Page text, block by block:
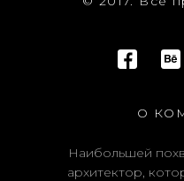
О
Наибольшей
архитектор,